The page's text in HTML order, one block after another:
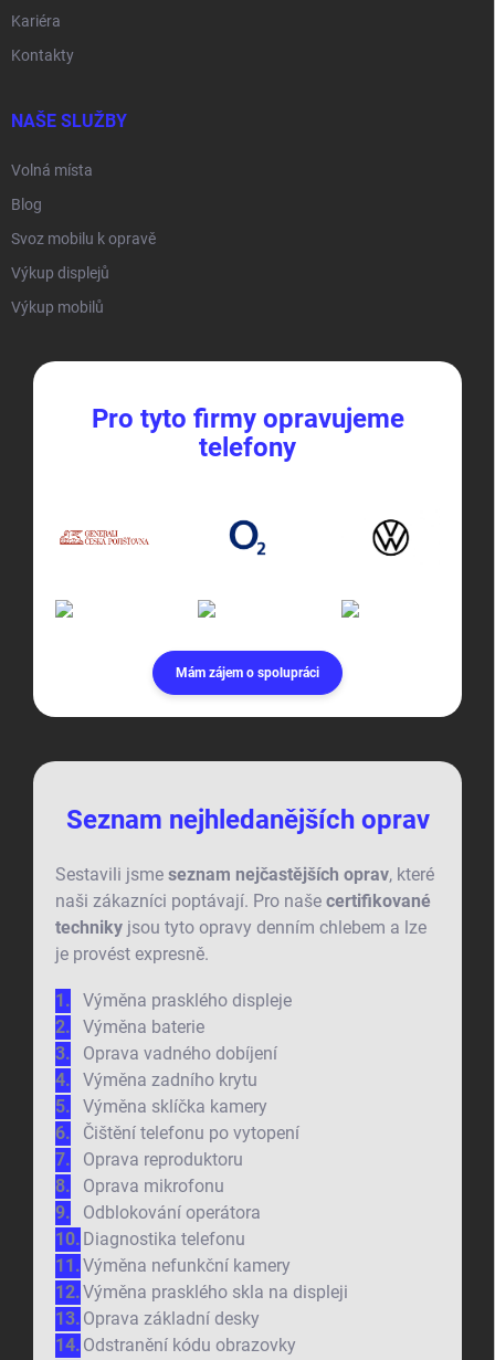
Kariéra
Kontakty
NAŠE SLUŽBY
Volná místa
Blog
Svoz mobilu k opravě
Výkup displejů
Výkup mobilů
Pro tyto firmy opravujeme
telefony
Mám zájem o spolupráci
Seznam nejhledanějších oprav
Sestavili jsme seznam nejčastějších oprav, které
naši zákazníci poptávají. Pro naše certifikované
techniky jsou tyto opravy denním chlebem a lze
je provést expresně.
Výměna prasklého displeje
Výměna baterie
Oprava vadného dobíjení
Výměna zadního krytu
Výměna sklíčka kamery
Čištění telefonu po vytopení
Oprava reproduktoru
Oprava mikrofonu
Odblokování operátora
Diagnostika telefonu
Výměna nefunkční kamery
Výměna prasklého skla na displeji
Oprava základní desky
Odstranění kódu obrazovky